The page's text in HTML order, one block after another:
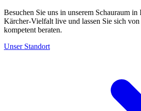
Besuchen Sie uns in unserem Schauraum
Kärcher-Vielfalt live und lassen Sie sich von
kompetent beraten.
Unser Standort